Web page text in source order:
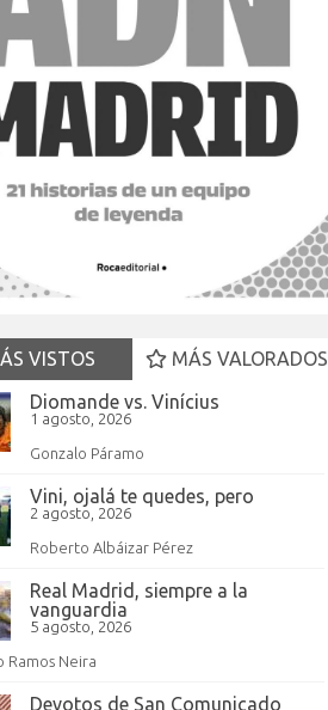
VISTOS
MÁS VALORADOS
Diomande vs. Vinícius
1 agosto, 2026
Gonzalo Páramo
Vini, ojalá te quedes, pero
2 agosto, 2026
Roberto Albáizar Pérez
Real Madrid, siempre a la
vanguardia
5 agosto, 2026
Ramos Neira
Devotos de San Comunicado